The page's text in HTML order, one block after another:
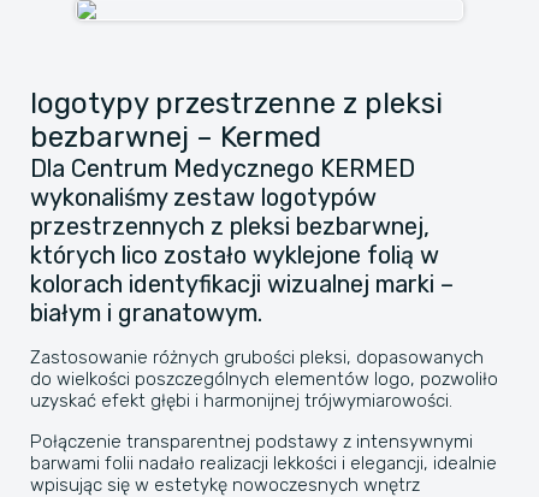
logotypy przestrzenne z pleksi
bezbarwnej – Kermed
Dla Centrum Medycznego KERMED
wykonaliśmy zestaw logotypów
przestrzennych z pleksi bezbarwnej,
których lico zostało wyklejone folią w
kolorach identyfikacji wizualnej marki –
białym i granatowym.
Zastosowanie różnych grubości pleksi, dopasowanych
do wielkości poszczególnych elementów logo, pozwoliło
uzyskać efekt głębi i harmonijnej trójwymiarowości.
Połączenie transparentnej podstawy z intensywnymi
barwami folii nadało realizacji lekkości i elegancji, idealnie
wpisując się w estetykę nowoczesnych wnętrz